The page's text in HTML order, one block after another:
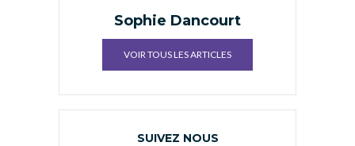
Sophie Dancourt
VOIR TOUS LES ARTICLES
SUIVEZ NOUS